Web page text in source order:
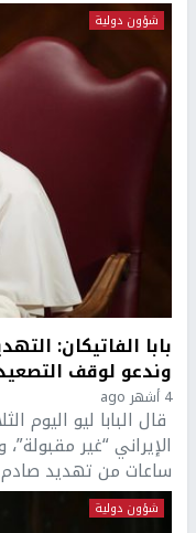
شؤون دولية
بابا الفاتيكان:
وندعو لوقف
4 أشهر ago
قال البابا ‌ليو اليوم
الإيراني “غير
ساعات من تهديد
شؤون دولية